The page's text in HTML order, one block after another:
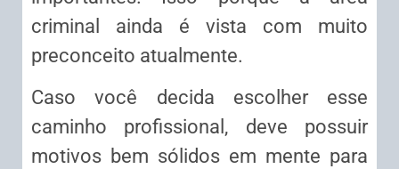
criminal ainda é vista com muito
preconceito atualmente.
Caso você decida escolher esse
caminho profissional, deve possuir
motivos bem sólidos em mente para